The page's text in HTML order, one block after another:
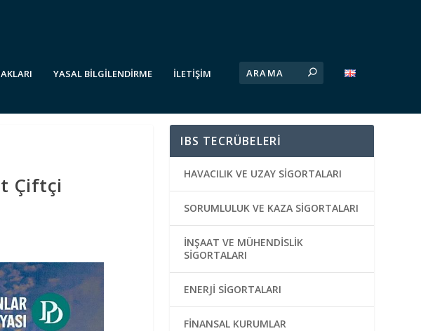
YASAL BİLGİLENDİRME İLETİŞİM
Çiftçi
IBS TECRÜBELERİ
HAVACILIK VE UZAY SİGORTALARI
SORUMLULUK VE KAZA SİGORTALARI
İNŞAAT VE MÜHENDİSLİK
SİGORTALARI
ENERJİ SİGORTALARI
FİNANSAL KURUMLAR